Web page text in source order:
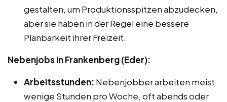
gestalten, um Produktionsspitzen abzudecken,
aber sie haben in der Regel eine bessere
Planbarkeit ihrer Freizeit.
Nebenjobs in Frankenberg (Eder):
Arbeitsstunden: Nebenjobber arbeiten meist
wenige Stunden pro Woche, oft abends oder